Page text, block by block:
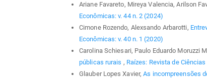
Ariane Favareto, Mireya Valencia, Arilson
Econômicas: v. 44 n. 2 (2024)
Cimone Rozendo, Alexsando Arbarotti,
Econômicas: v. 40 n. 1 (2020)
Carolina Schiesari, Paulo Eduardo Moruzzi
públicas rurais , Raízes: Revista de
Glauber Lopes Xavier,As incompreensões